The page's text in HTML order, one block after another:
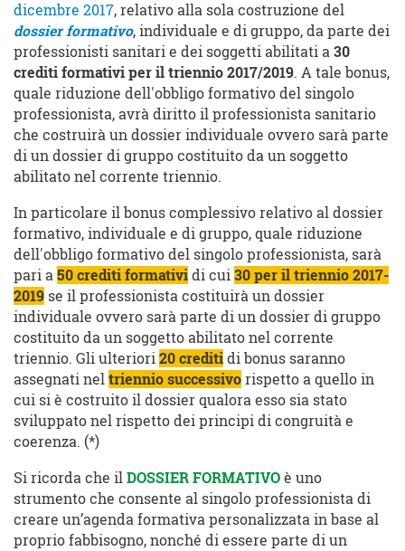
dicembre 2017, relativo alla sola costruzione del
dossier formativo, individuale e di gruppo, da parte dei
professionisti sanitari e dei soggetti abilitati a 30
crediti formativi per il triennio 2017/2019. A tale bonus,
quale riduzione dell'obbligo formativo del singolo
professionista, avrà diritto il professionista sanitario
che costruirà un dossier individuale ovvero sarà parte
di un dossier di gruppo costituito da un soggetto
abilitato nel corrente triennio.
In particolare il bonus complessivo relativo al dossier
formativo, individuale e di gruppo, quale riduzione
dell'obbligo formativo del singolo professionista, sarà
pari a 50 crediti formativi di cui 30 per il triennio 2017-
2019 se il professionista costituirà un dossier
individuale ovvero sarà parte di un dossier di gruppo
costituito da un soggetto abilitato nel corrente
triennio. Gli ulteriori 20 crediti di bonus saranno
assegnati nel triennio successivo rispetto a quello in
cui si è costruito il dossier qualora esso sia stato
sviluppato nel rispetto dei principi di congruità e
coerenza. (*)
Si ricorda che il DOSSIER FORMATIVO è uno
strumento che consente al singolo professionista di
creare un’agenda formativa personalizzata in base al
proprio fabbisogno, nonché di essere parte di un